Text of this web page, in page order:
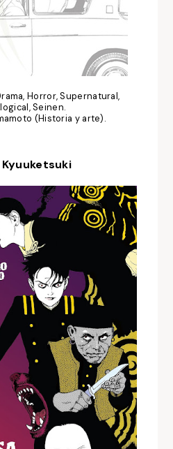
Horror, Supernatural,
Seinen.
(Historia y arte).
Kyuuketsuki